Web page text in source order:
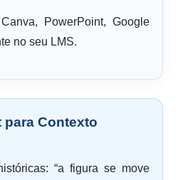
PowerPoint, Google
no seu LMS.
para Contexto
“a figura se move